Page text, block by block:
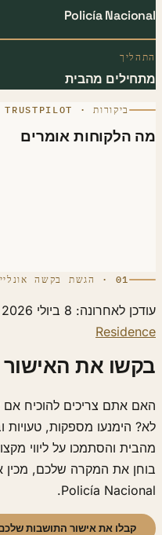
Policía
מהבית
ביקורות · TRUSTPILOT
הלקוחות אומרים
01 · הגשת בקשה אונליין
לאחרונה: 8 ביולי 2026 מאת
את האישור
אתם צריכים להוכיח אם
הימנעו מספקות, טעויות
והסתמכו על ליווי
את המקרה שלכם, מכין את
Policía
קבלו את אישור התושבות שלכם